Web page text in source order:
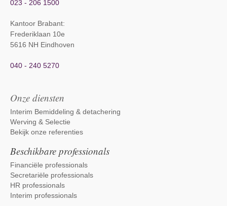
023 - 206 1500
Kantoor Brabant:
Frederiklaan 10e
5616 NH Eindhoven
040 - 240 5270
Onze diensten
Interim Bemiddeling & detachering
Werving & Selectie
Bekijk onze referenties
Beschikbare professionals
Financiële professionals
Secretariële professionals
HR professionals
Interim professionals